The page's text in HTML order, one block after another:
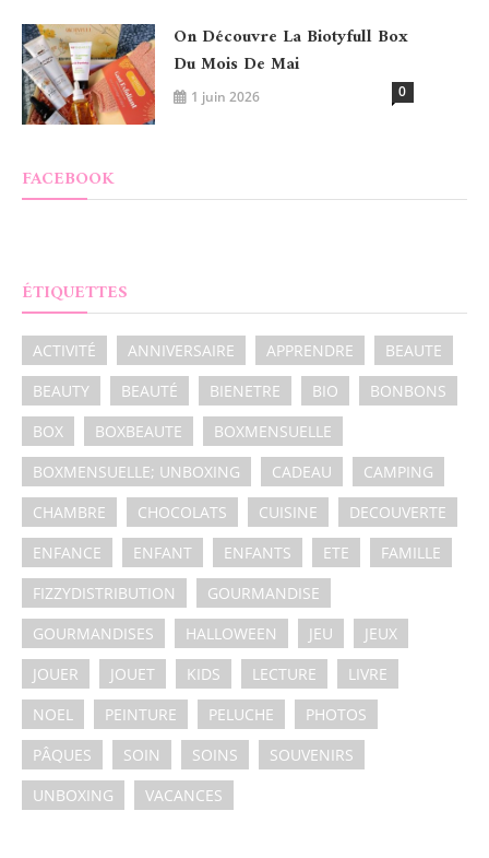
On Découvre La Biotyfull Box
Du Mois De Mai
1 juin 2026 0
FACEBOOK
ÉTIQUETTES
ACTIVITÉ ANNIVERSAIRE APPRENDRE
BEAUTE
BEAUTY
BEAUTÉ BIENETRE BIO
BONBONS
BOX
BOXBEAUTE
BOXMENSUELLE
BOXMENSUELLE; UNBOXING
CADEAU
CAMPING
CHAMBRE
CHOCOLATS CUISINE
DECOUVERTE
ENFANCE
ENFANT ENFANTS ETE
FAMILLE
FIZZYDISTRIBUTION
GOURMANDISE
GOURMANDISES
HALLOWEEN JEU
JEUX
JOUER
JOUET KIDS LECTURE
LIVRE
NOEL
PEINTURE PELUCHE
PHOTOS
PÂQUES
SOIN SOINS
SOUVENIRS
UNBOXING
VACANCES